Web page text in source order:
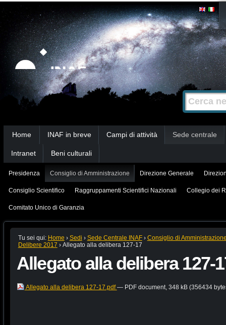
Strumenti
personali
Salta
contenuti.
|
Salta
alla
navigazione
Cerca nel
Ricerca
avanzata…
Home INAF in breve Campi di attività Sede centrale
Intranet Beni culturali
Presidenza Consiglio di Amministrazione Direzione Generale
Consiglio Scientifico Raggruppamenti Scientifici Nazionali Collegio dei
Comitato Unico di Garanzia
Tu sei qui: Home › Sedi › Sede Centrale INAF › Consiglio di
Delibere 2017 › Allegato alla delibera 127-17
Allegato alla delibera 127-
Allegato alla delibera 127-17.pdf— PDF document, 348 kB (356434